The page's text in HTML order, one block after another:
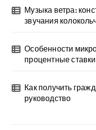
Музыка ветра:
звучания
Особенности
процентные
Как получить
руководство